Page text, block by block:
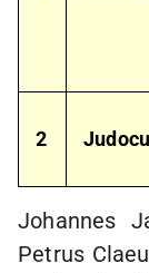
2
Johannes
Petrus